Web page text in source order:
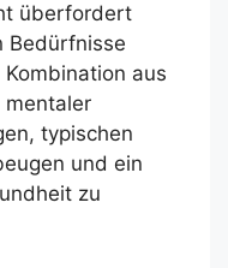
überfordert
Bedürfnisse
aus
mentaler
typischen
und ein
zu